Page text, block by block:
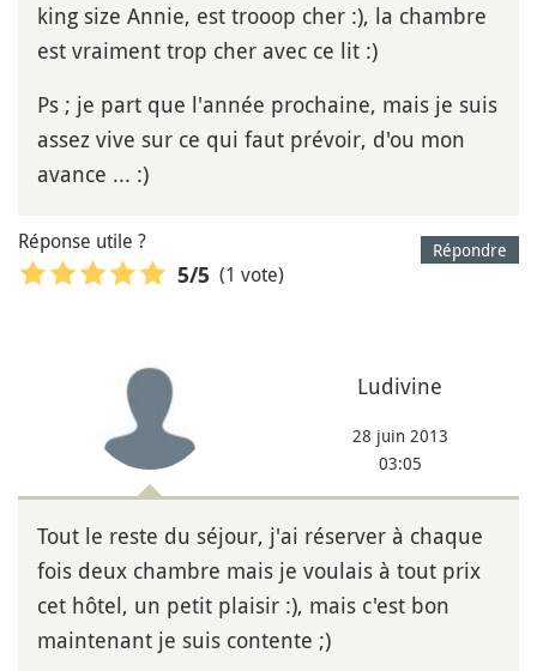
king size Annie, est trooop cher :), la chambre
est vraiment trop cher avec ce lit :)
Ps ; je part que l'année prochaine, mais je suis
assez vive sur ce qui faut prévoir, d'ou mon
avance ... :)
Répondre
Réponse utile ?
5/5 (1 vote)
Ludivine
28 juin 2013
03:05
Tout le reste du séjour, j'ai réserver à chaque
fois deux chambre mais je voulais à tout prix
cet hôtel, un petit plaisir :), mais c'est bon
maintenant je suis contente ;)